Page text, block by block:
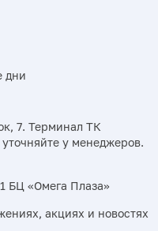
дни
7. Терминал ТК
у менеджеров.
БЦ «Омега Плаза»
акциях и новостях